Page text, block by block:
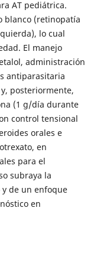
AT pediátrica.
blanco (retinopatía
lo cual
El manejo
administración
antiparasitaria
posteriormente,
(1 g/día durante
control tensional
orales e
en
para el
subraya la
de un enfoque
en